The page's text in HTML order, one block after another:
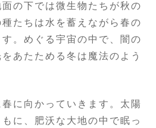
の下では微生物たちが秋の
たちは水を蓄えながら春の
。めぐる宇宙の中で、闇の
あたためる冬は魔法のよう
に向かっていきます。太陽
に、肥沃な大地の中で眠っ